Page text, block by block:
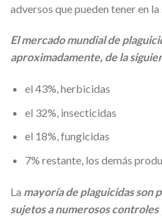
adversos que pueden tener en
El mercado mundial de
aproximadamente, de la
el 43%, herbicidas
el 32%, insecticidas
el 18%, fungicidas
7% restante, los demás
La mayoría de plaguicidas son
sujetos a numerosos